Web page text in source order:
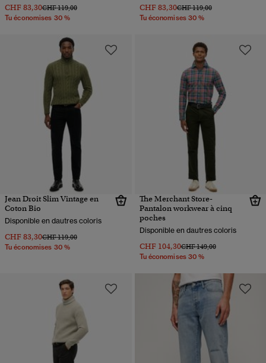
CHF 83,30Prix réduit de
CHF 119,00à
Tu économises 30 %
CHF 83,30Prix réduit de
CHF 119,00à
Tu économises 30 %
Jean Droit Slim Vintage en
Coton Bio
Disponible en dautres coloris
CHF 83,30Prix réduit de
CHF 119,00à
Tu économises 30 %
The Merchant Store-
Pantalon workwear à cinq
poches
Disponible en dautres coloris
CHF 104,30Prix réduit de
CHF 149,00à
Tu économises 30 %